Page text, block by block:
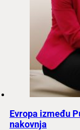
Evropa između
nakovnja